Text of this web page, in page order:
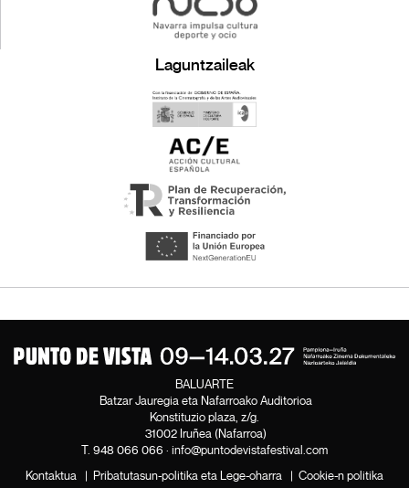
Laguntzaileak
BALUARTE
Batzar Jauregia eta Nafarroako Auditorioa
Konstituzio plaza, z/g.
31002 Iruñea (Nafarroa)
T. 948 066 066 · info@puntodevistafestival.com
Kontaktua | Pribatutasun-politika eta Lege-oharra | Cookie-n politika